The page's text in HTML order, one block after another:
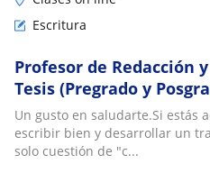
Escritura
Profesor de Redacción
Tesis (Pregrado y
área de Humanidades
Un gusto en saludarte.​Si estás
escribir bien y desarrollar un
solo cuestión de "c...